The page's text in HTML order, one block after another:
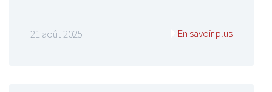
21 août 2025 En savoir plus